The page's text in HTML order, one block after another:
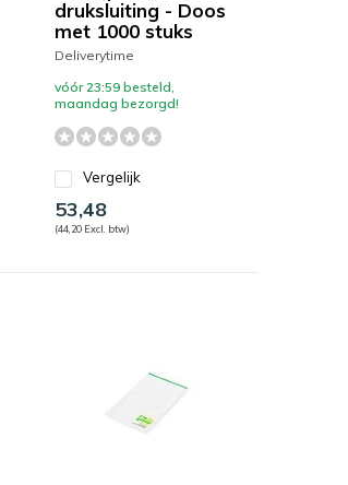
druksluiting - Doos
met 1000 stuks
Deliverytime
vóór 23:59 besteld,
maandag bezorgd!
Vergelijk
53,48
(44,20 Excl. btw)